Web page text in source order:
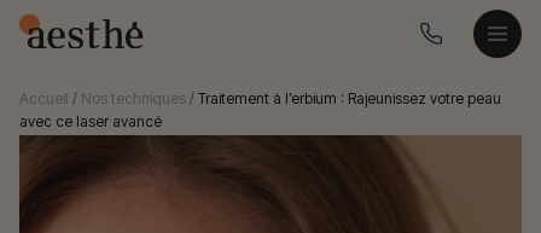
Accueil / Nos techniques / Traitement à l’erbium : Rajeunissez votre peau
avec ce laser avancé